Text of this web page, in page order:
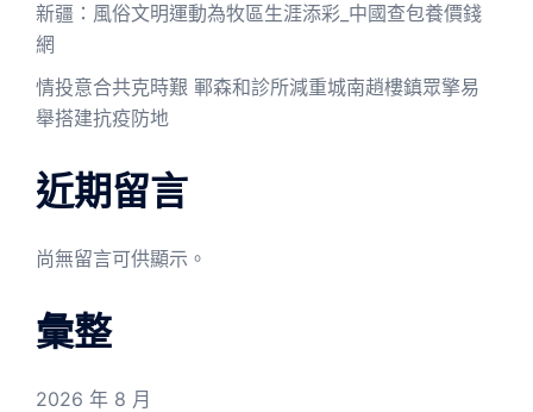
新疆：風俗文明運動為牧區生涯添彩_中國查包養價錢
網
情投意合共克時艱 鄆森和診所減重城南趙樓鎮眾擎易
舉搭建抗疫防地
近期留言
尚無留言可供顯示。
彙整
2026 年 8 月